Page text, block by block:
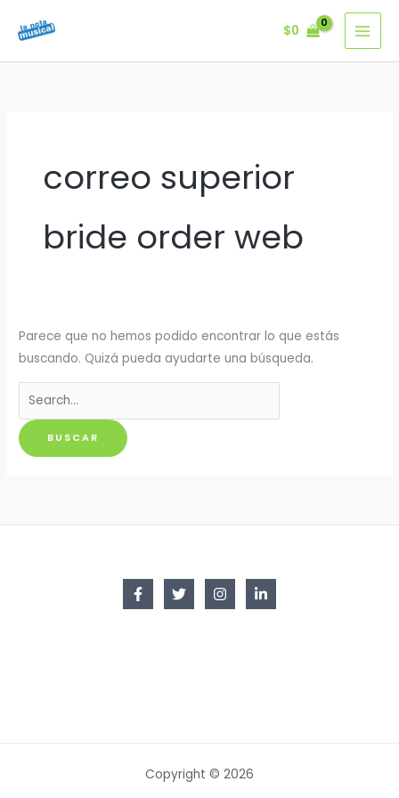
$0
correo superior
bride order web
Parece que no hemos podido encontrar lo que estás
buscando. Quizá pueda ayudarte una búsqueda.
Buscar
por:
Copyright © 2026